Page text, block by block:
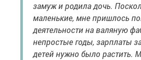
замуж и родила дочь.
маленькие, мне пришлось
деятельности на валяную
непростые годы, зарплаты
детей нужно было растить.